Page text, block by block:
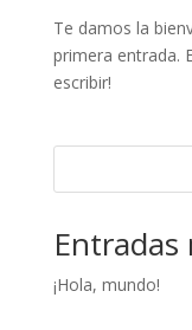
Te damos la
primera entrada.
escribir!
Entradas
¡Hola, mundo!